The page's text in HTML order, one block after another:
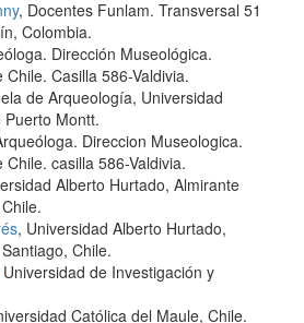
, Docentes Funlam. Transversal 51
Colombia.
Dirección Museológica.
Casilla 586-Valdivia.
de Arqueología, Universidad
Montt.
Direccion Museologica.
casilla 586-Valdivia.
Alberto Hurtado, Almirante
, Universidad Alberto Hurtado,
Chile.
de Investigación y
Católica del Maule, Chile.